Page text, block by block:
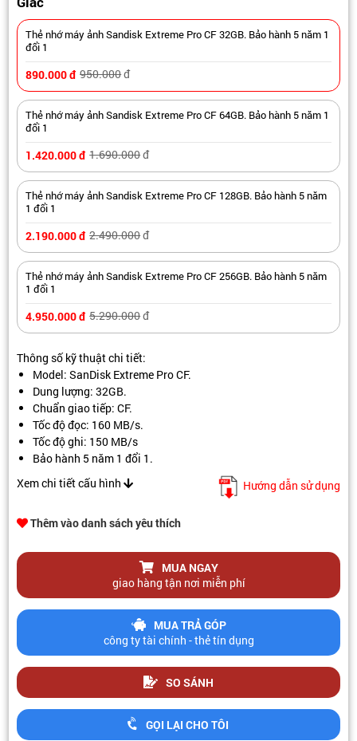
Thẻ nhớ máy ảnh Sandisk Extreme Pro CF 32GB. Bảo hành 5 năm 1
đổi 1
890.000đ 950.000đ
Thẻ nhớ máy ảnh Sandisk Extreme Pro CF 64GB. Bảo hành 5 năm 1
đổi 1
1.420.000đ 1.690.000đ
Thẻ nhớ máy ảnh Sandisk Extreme Pro CF 128GB. Bảo hành 5 năm
1 đổi 1
2.190.000đ 2.490.000đ
Thẻ nhớ máy ảnh Sandisk Extreme Pro CF 256GB. Bảo hành 5 năm
1 đổi 1
4.950.000đ 5.290.000đ
Thông số kỹ thuật chi tiết:
Model: SanDisk Extreme Pro CF.
Dung lượng: 32GB.
Chuẩn giao tiếp: CF.
Tốc độ đọc: 160 MB/s.
Tốc độ ghi: 150 MB/s
Bảo hành 5 năm 1 đổi 1.
Xem chi tiết cấu hình
Hướng dẫn sử dụng
Thêm vào danh sách yêu thích
MUA NGAY
giao hàng tận nơi miễn phí
MUA TRẢ GÓP
công ty tài chính - thẻ tín dụng
SO SÁNH
GỌI LẠI CHO TÔI